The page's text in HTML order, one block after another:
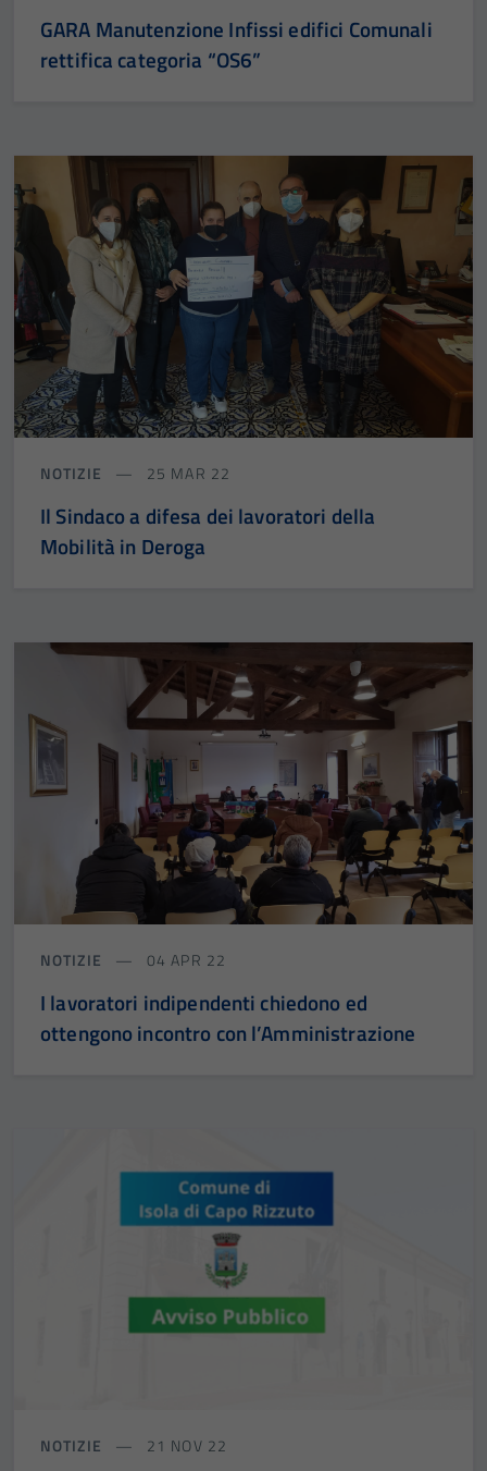
GARA Manutenzione Infissi edifici Comunali
rettifica categoria “OS6”
NOTIZIE 25 MAR 22
Il Sindaco a difesa dei lavoratori della
Mobilità in Deroga
NOTIZIE 04 APR 22
I lavoratori indipendenti chiedono ed
ottengono incontro con l’Amministrazione
NOTIZIE 21 NOV 22